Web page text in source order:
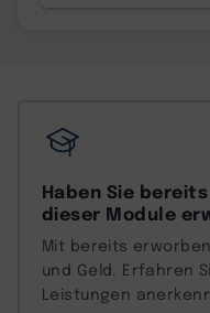
Haben Sie
dieser Module
Mit bereits
und Geld. Erfahren
Leistungen